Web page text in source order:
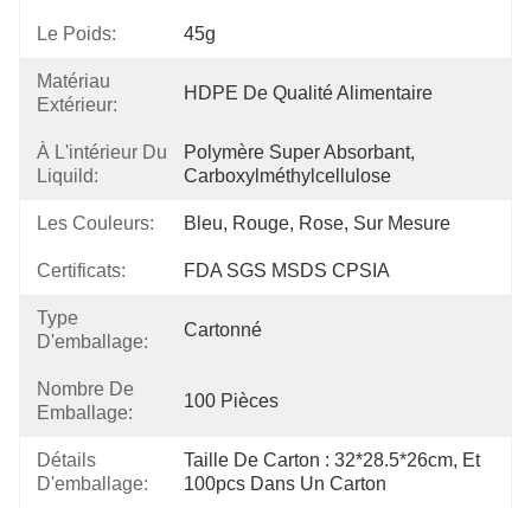
Le Poids: 45g
Matériau
Extérieur:
HDPE De Qualité Alimentaire
À L'intérieur Du
Liquild:
Polymère Super Absorbant,
Carboxylméthylcellulose
Les Couleurs: Bleu, Rouge, Rose, Sur Mesure
Certificats: FDA SGS MSDS CPSIA
Type
D'emballage:
Cartonné
Nombre De
Emballage:
100 Pièces
Détails
D'emballage:
Taille De Carton : 32*28.5*26cm, Et
100pcs Dans Un Carton